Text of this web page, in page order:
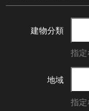
建物分類
指定
地域
指定